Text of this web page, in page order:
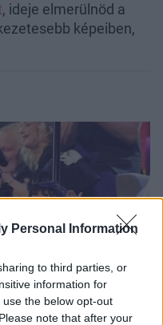
Personal Information
to third parties, or
information for
the below opt-out
note that after your
, ideje elmerülnöd a
képeiben,